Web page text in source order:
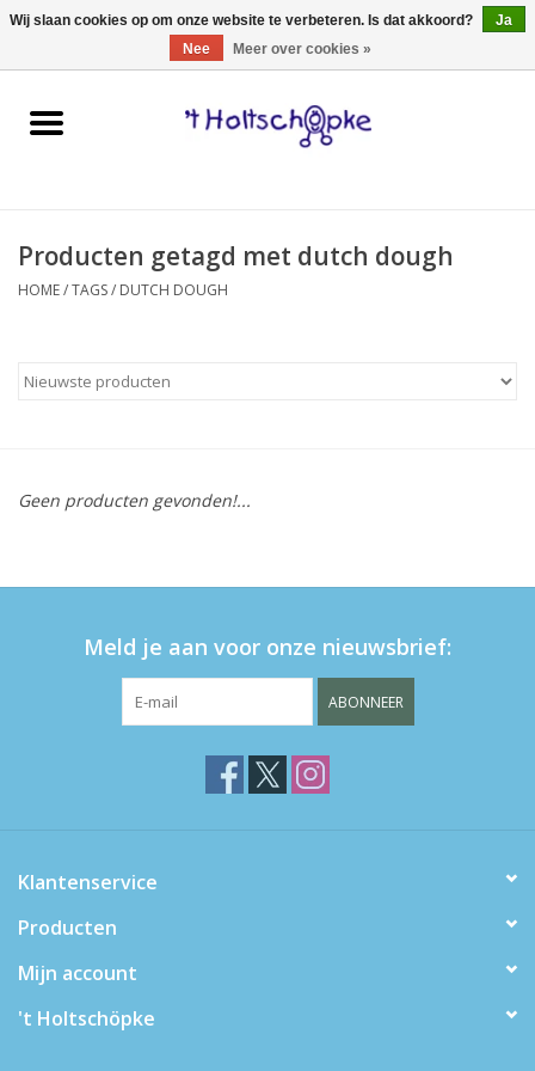
0 Artikelen - €0,00
Home
spellen
schmink & make-up
kinderkamer
eten & drinken
Merken
Producten getagd met dutch dough
HOME/TAGS/ DUTCH DOUGH
Geen producten gevonden!...
Meld je aan voor onze nieuwsbrief:
ABONNEER
Klantenservice
Producten
Mijn account
't Holtschöpke
Wij slaan cookies op om onze website te verbeteren. Is dat akkoord?
Ja
Nee
Meer over cookies »